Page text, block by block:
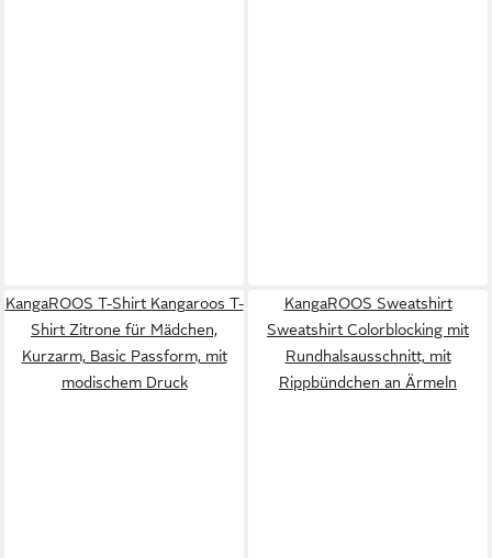
KangaROOS T-Shirt Kangaroos T-
Shirt Zitrone für Mädchen,
Kurzarm, Basic Passform, mit
modischem Druck
KangaROOS Sweatshirt
Sweatshirt Colorblocking mit
Rundhalsausschnitt, mit
Rippbündchen an Ärmeln